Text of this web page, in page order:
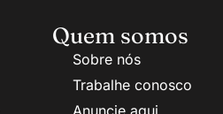
Quem somos
Sobre nós
Trabalhe conosco